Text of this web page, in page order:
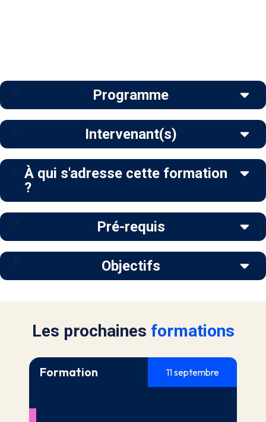
Programme
Intervenant(s)
À qui s'adresse cette formation
?
Pré-requis
Objectifs
Les prochaines formations
Formation 11 septembre